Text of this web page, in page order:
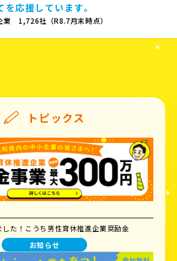
を応援しています。
業 1,726社（R8.7月末時点）
トピックス
た！こうち男性育休推進企業奨励金
お知らせ